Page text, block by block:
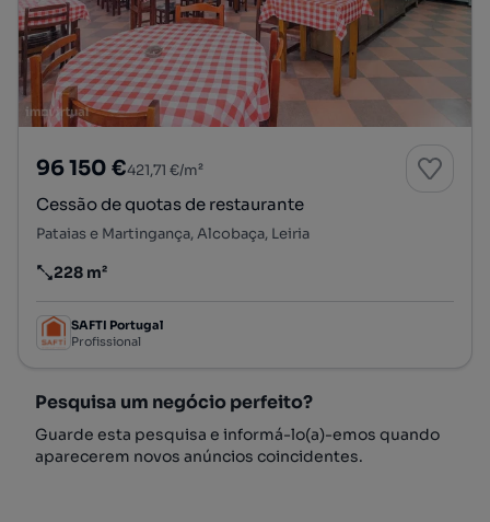
96 150 €421,71 €/m²
Cessão de quotas de restaurante
Pataias e Martingança, Alcobaça, Leiria
Preço por metro quadrado
228 m²
SAFTI Portugal
Profissional
Pesquisa um negócio perfeito?
Guarde esta pesquisa e informá-lo(a)-emos quando
aparecerem novos anúncios coincidentes.